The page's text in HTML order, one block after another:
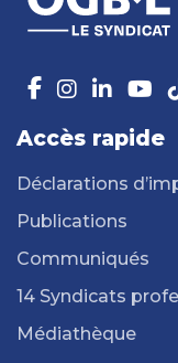
Accès rapide
Déclarations
Publications
Communiqués
14 Syndicats
Médiathèque